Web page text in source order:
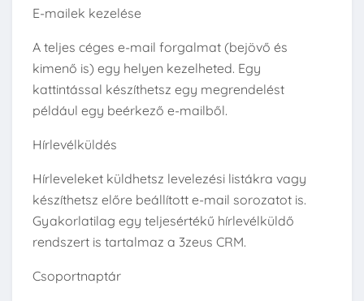
E-mailek kezelése
A teljes céges e-mail forgalmat (bejövő és
kimenő is) egy helyen kezelheted. Egy
kattintással készíthetsz egy megrendelést
például egy beérkező e-mailből.
Hírlevélküldés
Hírleveleket küldhetsz levelezési listákra vagy
készíthetsz előre beállított e-mail sorozatot is.
Gyakorlatilag egy teljesértékű hírlevélküldő
rendszert is tartalmaz a 3zeus CRM.
Csoportnaptár